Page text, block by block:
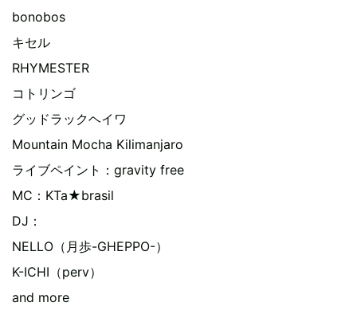
bonobos
キセル
RHYMESTER
コトリンゴ
グッドラックヘイワ
Mountain Mocha Kilimanjaro
ライブペイント：gravity free
MC：KTa★brasil
DJ：
NELLO（月歩-GHEPPO-）
K-ICHI（perv）
and more